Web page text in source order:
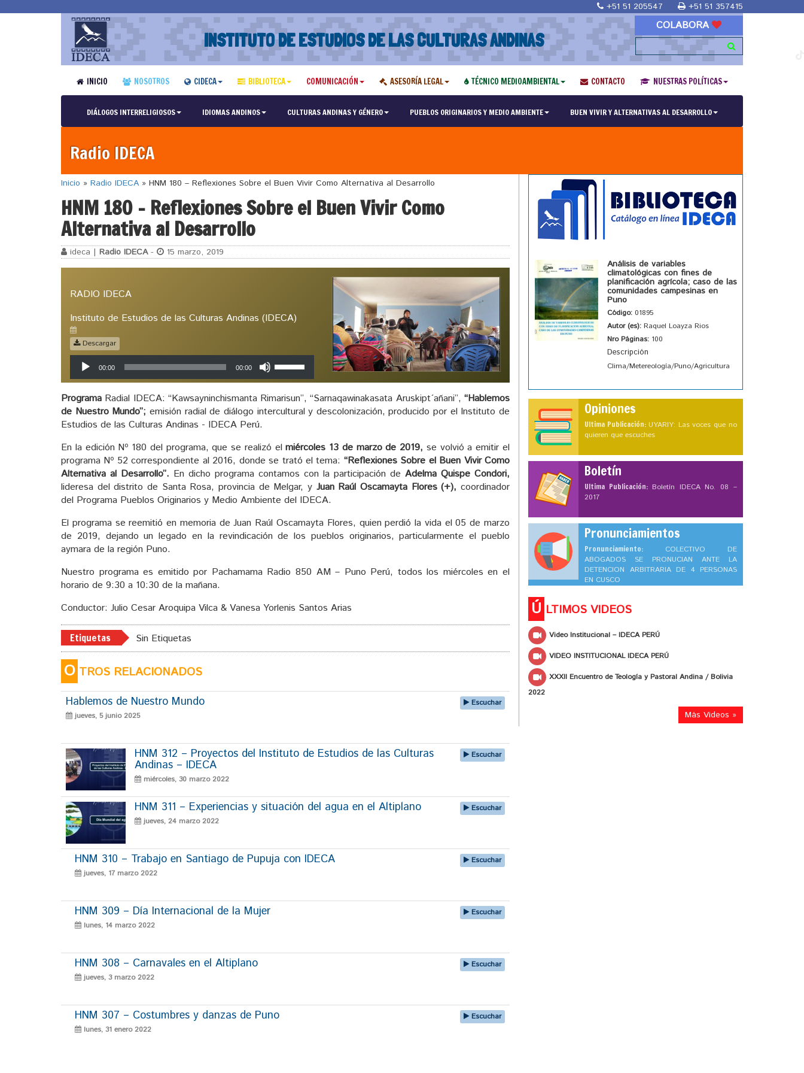
+51 51 205547 +51 51 357415
INSTITUTO DE ESTUDIOS DE LAS CULTURAS ANDINAS
COLABORA
INICIO NOSOTROS CIDECA BIBLIOTECA COMUNICACIÓN ASESORÍA LEGAL TÉCNICO MEDIOAMBIENTAL CONTACTO NUESTRAS POLÍTICAS
DIÁLOGOS INTERRELIGIOSOS IDIOMAS ANDINOS CULTURAS ANDINAS Y GÉNERO PUEBLOS ORIGINARIOS Y MEDIO AMBIENTE BUEN VIVIR Y ALTERNATIVAS AL DESARROLLO
Radio IDECA
Inicio » Radio IDECA » HNM 180 – Reflexiones Sobre el Buen Vivir Como Alternativa al Desarrollo
HNM 180 – Reflexiones Sobre el Buen Vivir Como
Alternativa al Desarrollo
ideca | Radio IDECA- 15 marzo, 2019
RADIO IDECA
Instituto de Estudios de las Culturas Andinas (IDECA)
Descargar
Reproductor
de
audio
00:00 00:00
de
flecha
aumentar
o
disminuir
el
volumen.
Programa Radial IDECA: “Kawsayninchismanta Rimarisun”, “Sarnaqawinakasata Aruskipt´añani”, “Hablemos
de Nuestro Mundo”; emisión radial de diálogo intercultural y descolonización, producido por el Instituto de
Estudios de las Culturas Andinas - IDECA Perú.
En la edición Nº 180 del programa, que se realizó elmiércoles 13 de marzo de 2019, se volvió a emitir el
programa Nº 52 correspondiente al 2016, donde se trató el tema: “Reflexiones Sobre el Buen Vivir Como
Alternativa al Desarrollo”. En dicho programa contamos con la participación de Adelma Quispe Condori,
lideresa del distrito de Santa Rosa, provincia de Melgar, y Juan Raúl Oscamayta Flores (+), coordinador
del Programa Pueblos Originarios y Medio Ambiente del IDECA.
El programa se reemitió en memoria de Juan Raúl Oscamayta Flores, quien perdió la vida el 05 de marzo
de 2019, dejando un legado en la revindicación de los pueblos originarios, particularmente el pueblo
aymara de la región Puno.
Nuestro programa es emitido por Pachamama Radio 850 AM – Puno Perú, todos los miércoles en el
horario de 9:30 a 10:30 de la mañana.
Conductor: Julio Cesar Aroquipa Vilca & Vanesa Yorlenis Santos Arias
Etiquetas Sin Etiquetas
O TROS RELACIONADOS
Hablemos de Nuestro Mundo
jueves, 5 junio 2025
Escuchar
HNM 312 – Proyectos del Instituto de Estudios de las Culturas
Andinas – IDECA
miércoles, 30 marzo 2022
Escuchar
HNM 311 – Experiencias y situación del agua en el Altiplano
jueves, 24 marzo 2022
Escuchar
HNM 310 – Trabajo en Santiago de Pupuja con IDECA
jueves, 17 marzo 2022
Escuchar
HNM 309 – Día Internacional de la Mujer
lunes, 14 marzo 2022
Escuchar
HNM 308 – Carnavales en el Altiplano
jueves, 3 marzo 2022
Escuchar
HNM 307 – Costumbres y danzas de Puno
lunes, 31 enero 2022
Escuchar
Análisis de variables
climatológicas con fines de
planificación agrícola; caso de las
comunidades campesinas en
Puno
Código: 01895
Autor (es): Raquel Loayza Rios
Nro Páginas: 100
Descripción
Clima/Metereología/Puno/Agricultura
Opiniones
Ultima Publicación: UYARIY: Las voces que no
quieren que escuches
Boletín
Ultima Publicación: Boletín IDECA No. 08 –
2017
Pronunciamientos
Pronunciamiento: COLECTIVO DE
ABOGADOS SE PRONUCIAN ANTE LA
DETENCION ARBITRARIA DE 4 PERSONAS
EN CUSCO
Ú LTIMOS VIDEOS
Video Institucional – IDECA PERÚ
VIDEO INSTITUCIONAL IDECA PERÚ
XXXII Encuentro de Teología y Pastoral Andina / Bolivia
2022
Más Videos »